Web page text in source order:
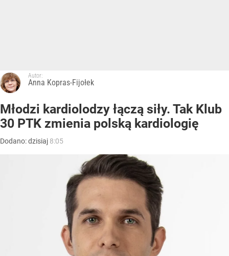
Autor:
Anna Kopras-Fijołek
Młodzi kardiolodzy łączą siły. Tak Klub
30 PTK zmienia polską kardiologię
Dodano:dzisiaj 8:05